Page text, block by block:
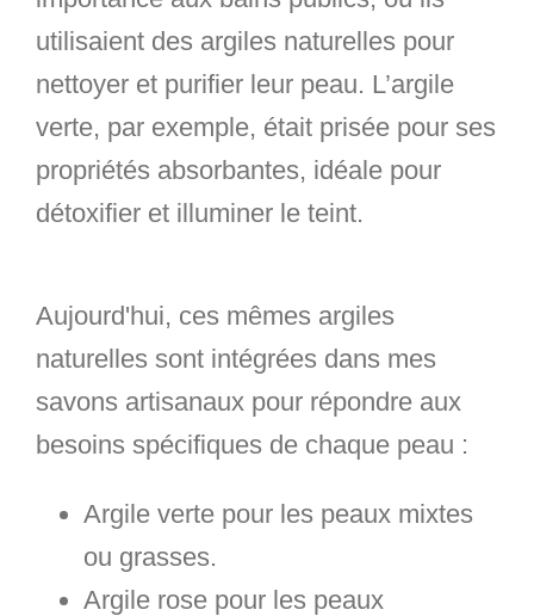
utilisaient des argiles naturelles pour
nettoyer et purifier leur peau. L’argile
verte, par exemple, était prisée pour ses
propriétés absorbantes, idéale pour
détoxifier et illuminer le teint.
Aujourd'hui, ces mêmes argiles
naturelles sont intégrées dans mes
savons artisanaux pour répondre aux
besoins spécifiques de chaque peau :
Argile verte pour les peaux mixtes
ou grasses.
Argile rose pour les peaux